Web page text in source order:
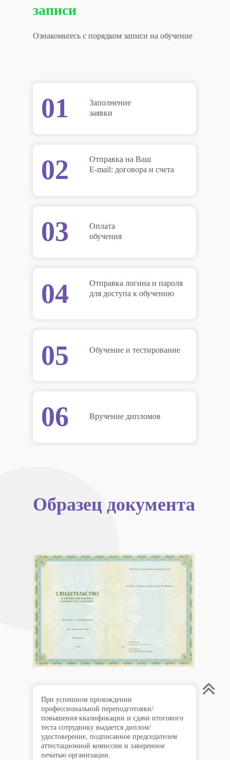
записи
Ознакомьтесь с порядком записи на обучение
01
02
03
04
05
06
Заполнение
заявки
Отправка на Ваш
E-mail: договора и счета
Оплата
обучения
Отправка логина и пароля
для доступа к обучению
Обучение и тестирование
Вручение дипломов
Образец документа
При успешном прохождении
профессиональной переподготовки/
повышения квалификации и сдачи итогового
теста сотруднику выдается диплом/
удостоверение, подписанное председателем
аттестационной комиссии и заверенное
печатью организации.